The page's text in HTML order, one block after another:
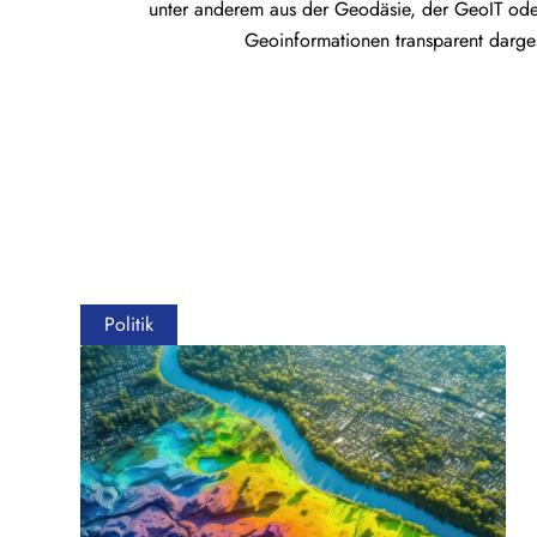
unter anderem aus der Geodäsie, der GeoIT
Geoinformationen transparent
Politik